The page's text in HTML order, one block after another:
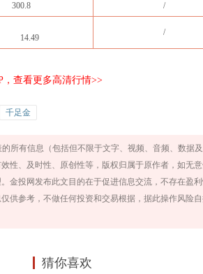
300.8 /
14.49
/
，查看更多高清行情>>
千足金
所有信息（包括但不限于文字、视频、音频、数据
性、及时性、原创性等，版权归属于原作者，如无
金投网发布此文目的在于促进信息交流，不存在盈
供参考，不做任何投资和交易根据，据此操作风险
猜你喜欢